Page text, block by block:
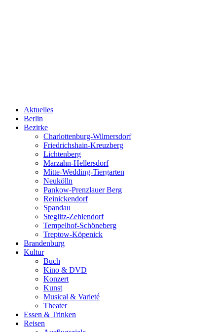
Aktuelles
Berlin
Bezirke
Charlottenburg-Wilmersdorf
Friedrichshain-Kreuzberg
Lichtenberg
Marzahn-Hellersdorf
Mitte-Wedding-Tiergarten
Neukölln
Pankow-Prenzlauer Berg
Reinickendorf
Spandau
Steglitz-Zehlendorf
Tempelhof-Schöneberg
Treptow-Köpenick
Brandenburg
Kultur
Buch
Kino & DVD
Konzert
Kunst
Musical & Varieté
Theater
Essen & Trinken
Reisen